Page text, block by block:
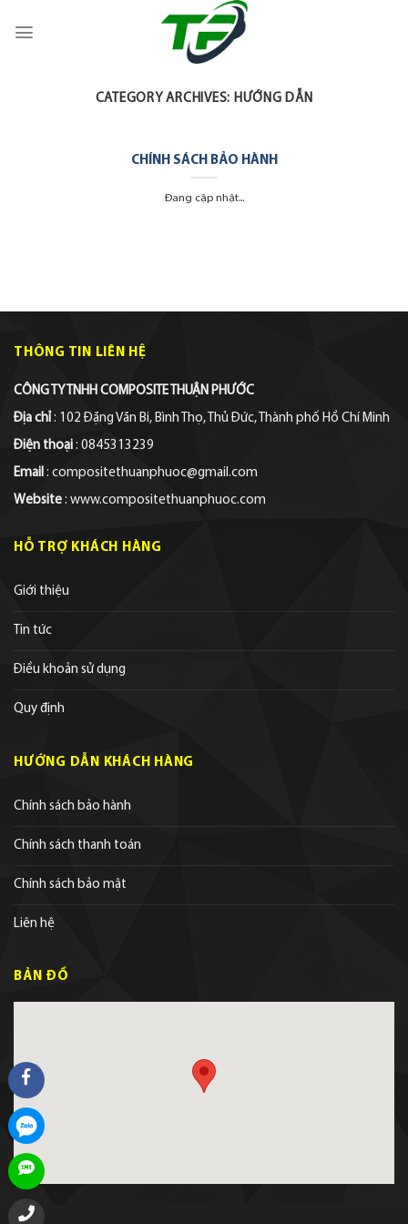
CATEGORY ARCHIVES: HƯỚNG DẪN
CHÍNH SÁCH BẢO HÀNH
Đang cập nhật...
THÔNG TIN LIÊN HỆ
CÔNG TY TNHH COMPOSITE THUẬN PHƯỚC
Địa chỉ : 102 Đặng Văn Bi, Bình Thọ, Thủ Đức, Thành phố Hồ Chí Minh
Điện thoại : 0845313239
Email : compositethuanphuoc@gmail.com
Website : www.compositethuanphuoc.com
HỖ TRỢ KHÁCH HÀNG
Giới thiệu
Tin tức
Điều khoản sử dụng
Quy định
HƯỚNG DẪN KHÁCH HÀNG
Chính sách bảo hành
Chính sách thanh toán
Chính sách bảo mật
Liên hệ
BẢN ĐỒ